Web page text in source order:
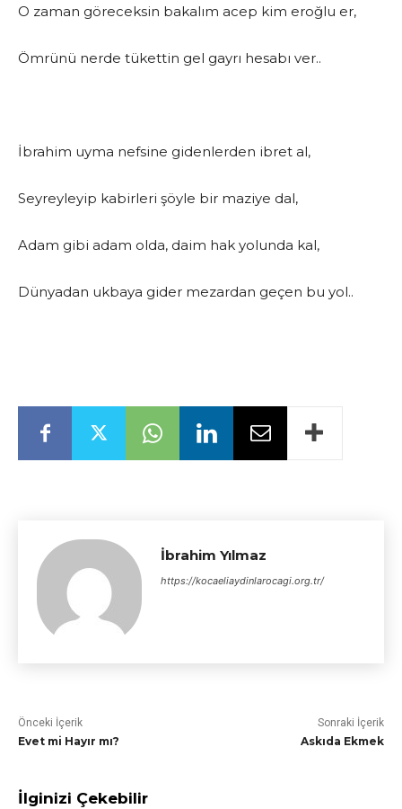
O zaman göreceksin bakalım acep kim eroğlu er,
Ömrünü nerde tükettin gel gayrı hesabı ver..
İbrahim uyma nefsine gidenlerden ibret al,
Seyreyleyip kabirleri şöyle bir maziye dal,
Adam gibi adam olda, daim hak yolunda kal,
Dünyadan ukbaya gider mezardan geçen bu yol..
İbrahim Yılmaz
https://kocaeliaydinlarocagi.org.tr/
Önceki İçerik
Evet mi Hayır mı?
Sonraki İçerik
Askıda Ekmek
İlginizi Çekebilir